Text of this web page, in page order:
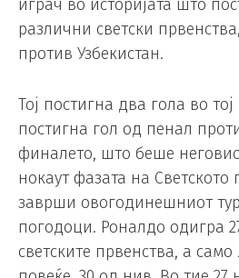
играч во историјата што
различни светски
против Узбекистан.
Тој постигна два гола во
постигна гол од пенал
финалето, што беше
нокаут фазата на Светското
заврши овогодинешниот
погодоци. Роналдо одигра
светските првенства, а